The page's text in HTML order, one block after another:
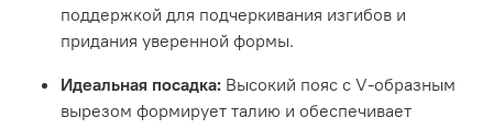
поддержкой для подчеркивания изгибов и
придания уверенной формы.
Идеальная посадка: Высокий пояс с V-образным
вырезом формирует талию и обеспечивает